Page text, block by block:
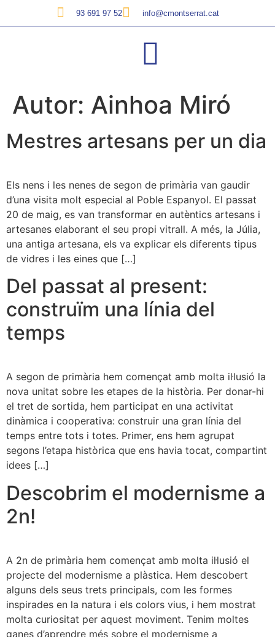
93 691 97 52 info@cmontserrat.cat
Autor: Ainhoa Miró
Mestres artesans per un dia
Els nens i les nenes de segon de primària van gaudir
d’una visita molt especial al Poble Espanyol. El passat
20 de maig, es van transformar en autèntics artesans i
artesanes elaborant el seu propi vitrall. A més, la Júlia,
una antiga artesana, els va explicar els diferents tipus
de vidres i les eines que […]
Del passat al present:
construïm una línia del
temps
A segon de primària hem començat amb molta il·lusió la
nova unitat sobre les etapes de la història. Per donar-hi
el tret de sortida, hem participat en una activitat
dinàmica i cooperativa: construir una gran línia del
temps entre tots i totes. Primer, ens hem agrupat
segons l’etapa històrica que ens havia tocat, compartint
idees […]
Descobrim el modernisme a
2n!
A 2n de primària hem començat amb molta il·lusió el
projecte del modernisme a plàstica. Hem descobert
alguns dels seus trets principals, com les formes
inspirades en la natura i els colors vius, i hem mostrat
molta curiositat per aquest moviment. Tenim moltes
ganes d’aprendre més sobre el modernisme a